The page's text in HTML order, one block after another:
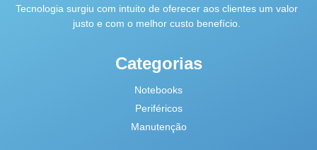
Tecnologia surgiu com intuito de oferecer aos clientes um valor
justo e com o melhor custo benefício.
Categorias
Notebooks
Periféricos
Manutenção